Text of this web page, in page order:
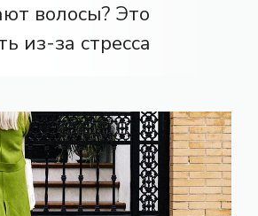
волосы? Это
из-за стресса